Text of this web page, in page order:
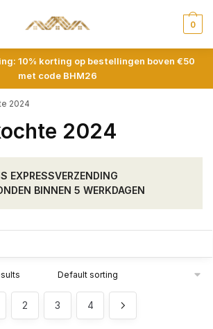
0
10% korting op bestellingen boven €50
met code BHM26
2024
2024
EXPRESSVERZENDING
BINNEN 5 WERKDAGEN
2 3 4